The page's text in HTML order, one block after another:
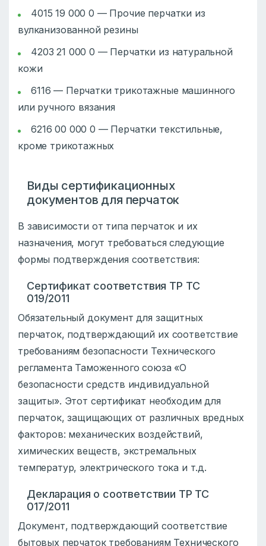
4015 19 000 0 — Прочие перчатки из
вулканизованной резины
4203 21 000 0 — Перчатки из натуральной
кожи
6116 — Перчатки трикотажные машинного
или ручного вязания
6216 00 000 0 — Перчатки текстильные,
кроме трикотажных
Виды сертификационных
документов для перчаток
В зависимости от типа перчаток и их
назначения, могут требоваться следующие
формы подтверждения соответствия:
Сертификат соответствия ТР ТС
019/2011
Обязательный документ для защитных
перчаток, подтверждающий их соответствие
требованиям безопасности Технического
регламента Таможенного союза «О
безопасности средств индивидуальной
защиты». Этот сертификат необходим для
перчаток, защищающих от различных вредных
факторов: механических воздействий,
химических веществ, экстремальных
температур, электрического тока и т.д.
Декларация о соответствии ТР ТС
017/2011
Документ, подтверждающий соответствие
бытовых перчаток требованиям Технического